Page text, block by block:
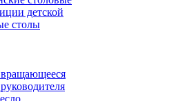
детской
столы